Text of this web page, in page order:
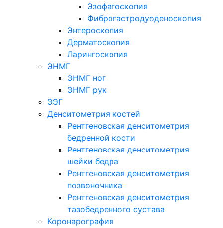
Эзофагоскопия
Фиброгастродуоденоскопия
Энтероскопия
Дерматоскопия
Ларингоскопия
ЭНМГ
ЭНМГ ног
ЭНМГ рук
ЭЭГ
Денситометрия костей
Рентгеновская денситометрия
бедренной кости
Рентгеновская денситометрия
шейки бедра
Рентгеновская денситометрия
позвоночника
Рентгеновская денситометрия
тазобедренного сустава
Коронарография